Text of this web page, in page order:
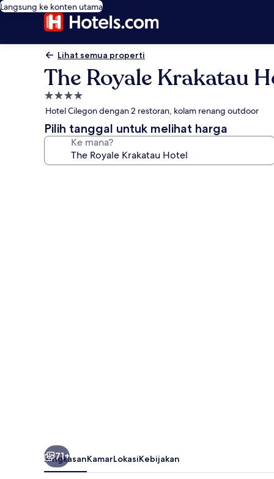
Langsung ke konten utama
Lihat semua properti
The Royale Krakatau
Properti
bintang
4.0
Hotel Cilegon dengan 2 restoran, kolam renang outdoor
Pilih tanggal untuk melihat harga
Ke mana?
71+
RingkasanKamarLokasiKebijakan